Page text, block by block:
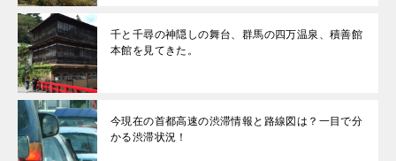
千と千尋の神隠しの舞台、群馬の四万温泉、積善館
本館を見てきた。
今現在の首都高速の渋滞情報と路線図は？一目で分
かる渋滞状況！